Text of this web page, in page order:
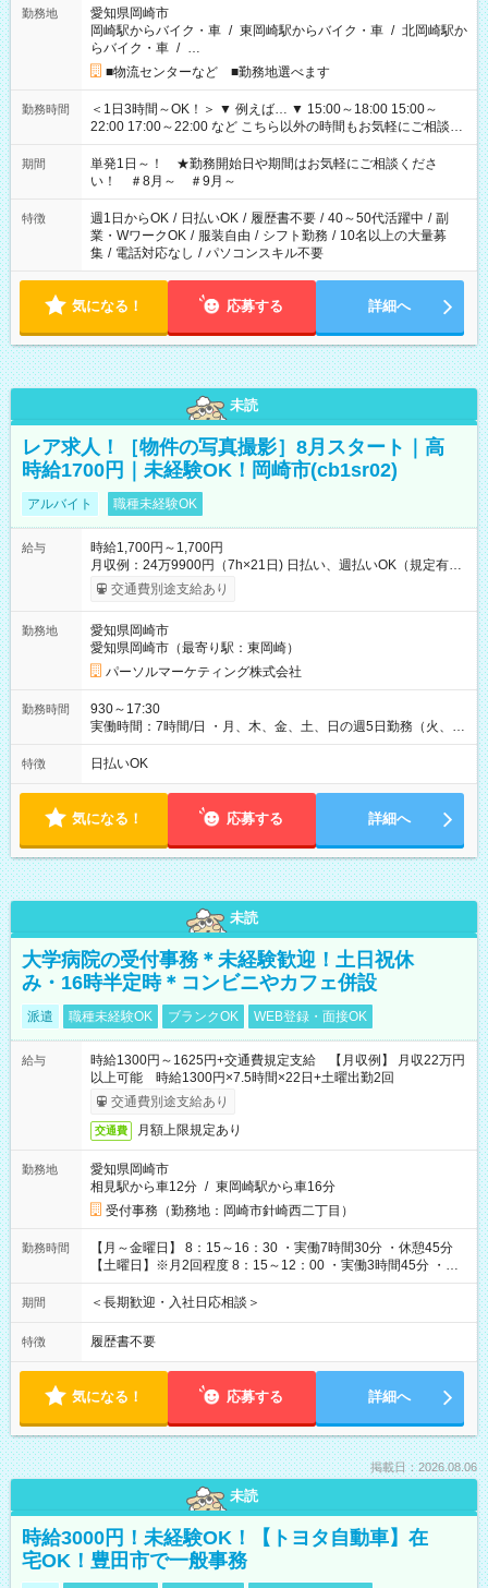
勤務地
愛知県岡崎市
岡崎駅からバイク・車 / 東岡崎駅からバイク・車 / 北岡崎駅か
らバイク・車 / …
■物流センターなど ■勤務地選べます
勤務時間
＜1日3時間～OK！＞ ▼ 例えば… ▼ 15:00～18:00 15:00～
22:00 17:00～22:00 など こちら以外の時間もお気軽にご相談く
ださい！
期間
単発1日～！ ★勤務開始日や期間はお気軽にご相談くださ
い！ ＃8月～ ＃9月～
特徴 週1日からOK / 日払いOK / 履歴書不要 / 40～50代活躍中 / 副
業・WワークOK / 服装自由 / シフト勤務 / 10名以上の大量募
集 / 電話対応なし / パソコンスキル不要
気になる！ 応募する 詳細へ
未読
レア求人！［物件の写真撮影］8月スタート｜高
時給1700円｜未経験OK！岡崎市(cb1sr02)
アルバイト 職種未経験OK
給与
時給1,700円～1,700円
月収例：24万9900円（7h×21日) 日払い、週払いOK（規定有
り） 【試用期間】試用期間なし
交通費別途支給あり
勤務地
愛知県岡崎市
愛知県岡崎市（最寄り駅：東岡崎）
パーソルマーケティング株式会社
勤務時間
930～17:30
実働時間：7時間/日 ・月、木、金、土、日の週5日勤務（火、水
は固定休です／夏季、年末年始等、長期休暇有り！） ・ワンシ
フト！ 残業ほぼナシ（0～5h/月）
特徴 日払いOK
気になる！ 応募する 詳細へ
未読
大学病院の受付事務＊未経験歓迎！土日祝休
み・16時半定時＊コンビニやカフェ併設
派遣 職種未経験OK ブランクOK WEB登録・面接OK
給与
時給1300円～1625円+交通費規定支給 【月収例】 月収22万円
以上可能 時給1300円×7.5時間×22日+土曜出勤2回
交通費別途支給あり
交通費 月額上限規定あり
勤務地
愛知県岡崎市
相見駅から車12分 / 東岡崎駅から車16分
受付事務（勤務地：岡崎市針崎西二丁目）
勤務時間
【月～金曜日】 8：15～16：30 ・実働7時間30分 ・休憩45分
【土曜日】※月2回程度 8：15～12：00 ・実働3時間45分 ・休
憩なし
期間 ＜長期歓迎・入社日応相談＞
特徴 履歴書不要
気になる！ 応募する 詳細へ
掲載日：2026.08.06
未読
時給3000円！未経験OK！【トヨタ自動車】在
宅OK！豊田市で一般事務